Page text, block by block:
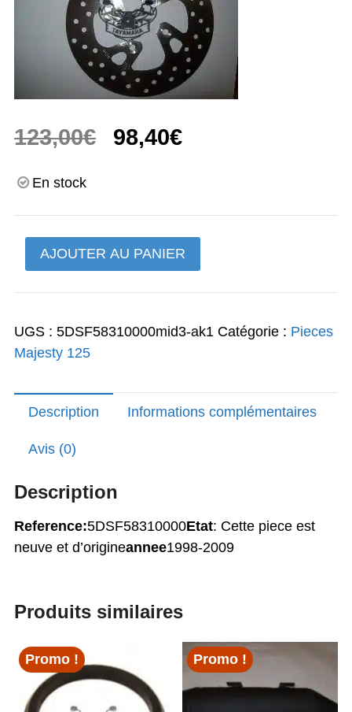
123,00€
Le
était :
123,00€.
98,40€Le
est :
98,40€.
En stock
quantité
de
disque
frein
droit
125
AJOUTER AU PANIER
UGS : 5DSF58310000mid3-ak1 Catégorie : Pieces
Majesty 125
Description Informations complémentaires
Avis (0)
Description
Reference:5DSF58310000Etat: Cette piece est
neuve et d’origineannee1998-2009
Produits similaires
Promo ! Promo !